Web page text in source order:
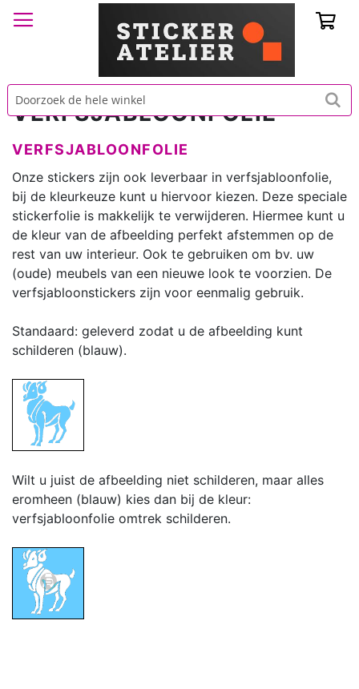
VERFSJABLOONFOLIE
VERFSJABLOONFOLIE
Onze stickers zijn ook leverbaar in verfsjabloonfolie,
bij de kleurkeuze kunt u hiervoor kiezen. Deze speciale
stickerfolie is makkelijk te verwijderen. Hiermee kunt u
de kleur van de afbeelding perfekt afstemmen op de
rest van uw interieur. Ook te gebruiken om bv. uw
(oude) meubels van een nieuwe look te voorzien. De
verfsjabloonstickers zijn voor eenmalig gebruik.
Standaard: geleverd zodat u de afbeelding kunt
schilderen (blauw).
Wilt u juist de afbeelding niet schilderen, maar alles
eromheen (blauw) kies dan bij de kleur:
verfsjabloonfolie omtrek schilderen.